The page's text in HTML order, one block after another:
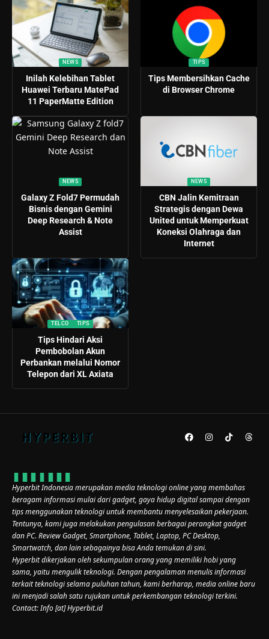
NEWS
Inilah Kelebihan Tablet
Huawei Terbaru MatePad
11 PaperMatte Edition
TIPS
Tips Membersihkan Cache
di Browser Chrome
NEWS
Galaxy Z Fold7 Permudah
Bisnis dengan Gemini
Deep Research & Note
Assist
NEWS
CBN Jalin Kemitraan
Strategis dengan Dewa
United untuk Memperkuat
Koneksi Olahraga dan
Internet
TELCO TIPS
Tips Hindari Aksi
Pembobolan Akun
Perbankan melalui Nomor
Telepon dari XL Axiata
Hyperbit Indonesia merupakan media teknologi online yang membahas
beragam informasi mulai dari gadget, gaya hidup digital sampai dengan
tips menggunakan teknologi untuk membantu menyelesaikan pekerjaan.
Tentunya, kami juga melakukan pengulasan berbagai perangkat gadget
dan PC. Review Gadget, Smartphone, Tablet, Laptop, PC Desktop,
Smartwatch, dan lain sebagainya bisa Anda temukan di sini.
Hyperbit dikerjakan oleh sekumpulan orang yang memiliki hobi yang
sama, yaitu mengulik teknologi. Dengan pengalaman menulis informasi
terkait teknologi selama puluhan tahun, kami berharap, media online baru
ini menjadi salah satu rujukan untuk perkembangan teknologi terkini.
Contact: Info [at] Hyperbit.id